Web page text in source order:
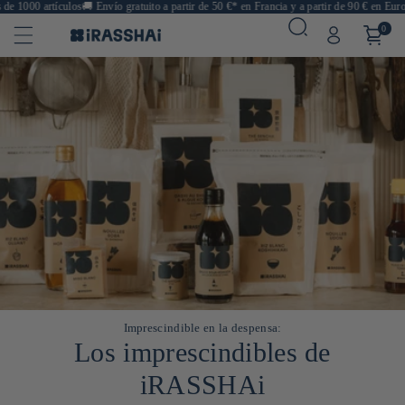
1000 artículos🚚Envío gratuito a partir de 50 €* en Francia y a partir de 90 € en
0
Imprescindible en la despensa:
Los imprescindibles de
iRASSHAi